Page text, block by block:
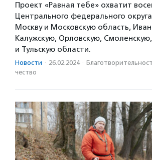
Проект «Равная тебе» охватит
Центрального федерального
Москву и Московскую область,
Калужскую, Орловскую,
и Тульскую области.
Новости · 26.02.2024 ·
чест­во